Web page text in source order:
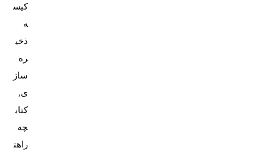
کیس
ه
ذخی
ره
ساز
ی,
کتاب
چه
راهن